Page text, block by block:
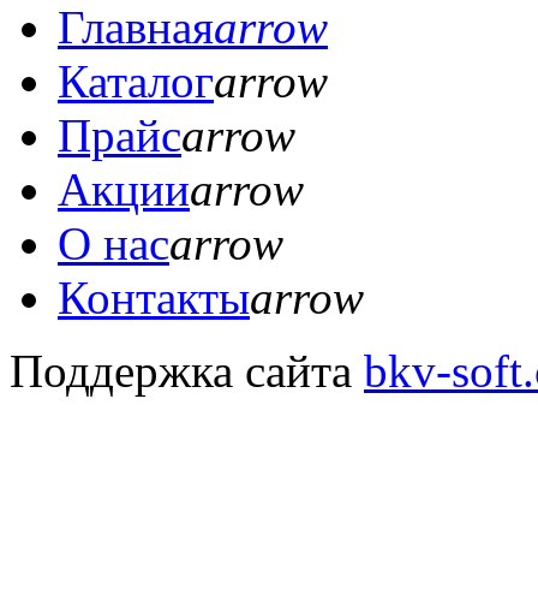
Главнаяarrow
Каталогarrow
Прайсarrow
Акцииarrow
О насarrow
Контактыarrow
Поддержка сайта bkv-